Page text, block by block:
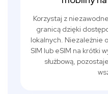
Korzystaj z
granicą dzięki
lokalnych. Niezależnie
SIM lub eSIM na krótki
służbową,